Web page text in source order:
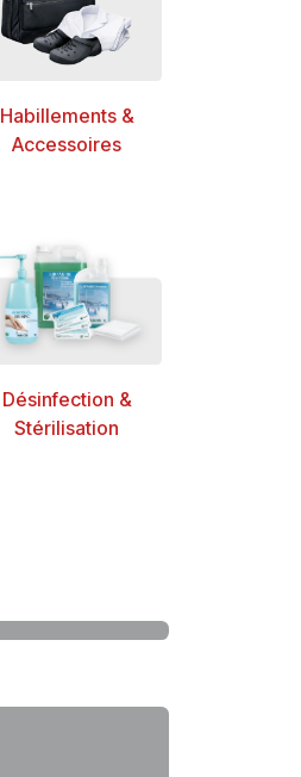
Habillements &
Accessoires
Désinfection &
Stérilisation